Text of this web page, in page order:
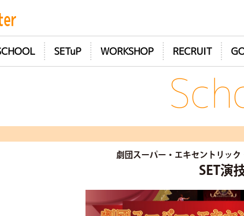
SETuP WORKSHOP RECRUIT
劇団スーパー・エキセントリッ
SET演